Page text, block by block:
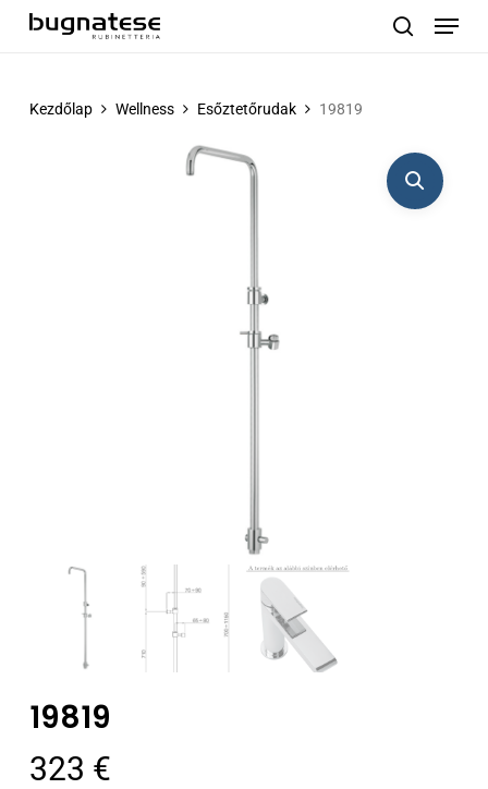
Menu
Kezdőlap Wellness Esőztetőrudak 19819
19819
323 €